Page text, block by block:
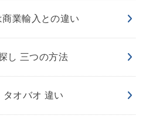
業輸入との違い
し 三つの方法
オバオ 違い